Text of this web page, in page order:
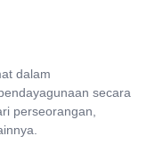
dalam
secara
perseorangan,